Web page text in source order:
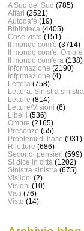
A Sud del Sud (785)
Affari (2521)
Autodafé (19)
Biblioteca (4405)
Cose viste (151)
Il mondo com'è (3714)
Il mondo com'è. Ombre
Il mondo com'era (138)
Informazione (2190)
Infprmazione (4)
Lettera (758)
Lettera. Sinistra sinistra
Letture (814)
Letture\Visioni (6)
Libelli (536)
Ombre (2165)
Presenze (55)
Problemi di base (931)
Riletture (686)
Secondi pensieri (599)
Si dice in città (1202)
Sinistra sinistra (675)
Visiioni (2)
Visioni (10)
Visti (76)
Visto (14)